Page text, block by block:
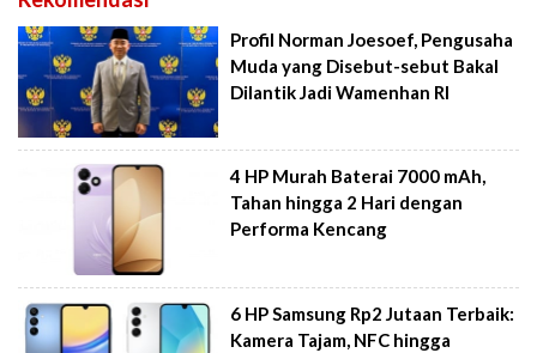
Profil Norman Joesoef, Pengusaha
Muda yang Disebut-sebut Bakal
Dilantik Jadi Wamenhan RI
4 HP Murah Baterai 7000 mAh,
Tahan hingga 2 Hari dengan
Performa Kencang
6 HP Samsung Rp2 Jutaan Terbaik:
Kamera Tajam, NFC hingga